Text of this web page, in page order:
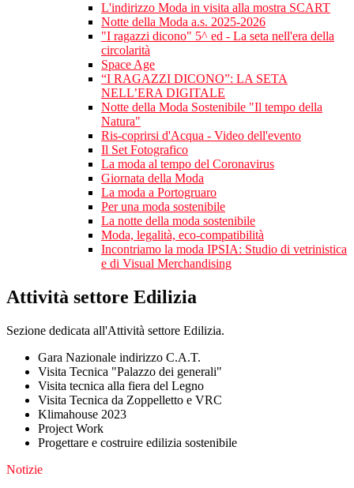
L'indirizzo Moda in visita alla mostra SCART
Notte della Moda a.s. 2025-2026
"I ragazzi dicono" 5^ ed - La seta nell'era della
circolarità
Space Age
“I RAGAZZI DICONO”: LA SETA
NELL’ERA DIGITALE
Notte della Moda Sostenibile "Il tempo della
Natura"
Ris-coprirsi d'Acqua - Video dell'evento
Il Set Fotografico
La moda al tempo del Coronavirus
Giornata della Moda
La moda a Portogruaro
Per una moda sostenibile
La notte della moda sostenibile
Moda, legalità, eco-compatibilità
Incontriamo la moda IPSIA: Studio di vetrinistica
e di Visual Merchandising
Attività settore Edilizia
Sezione dedicata all'Attività settore Edilizia.
Gara Nazionale indirizzo C.A.T.
Visita Tecnica "Palazzo dei generali"
Visita tecnica alla fiera del Legno
Visita Tecnica da Zoppelletto e VRC
Klimahouse 2023
Project Work
Progettare e costruire edilizia sostenibile
Notizie